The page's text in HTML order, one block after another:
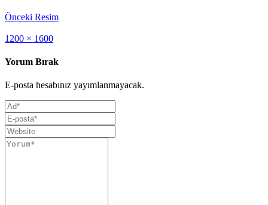
Önceki Resim
Full
1200 × 1600
Yorum Bırak
E-posta hesabınız yayımlanmayacak.